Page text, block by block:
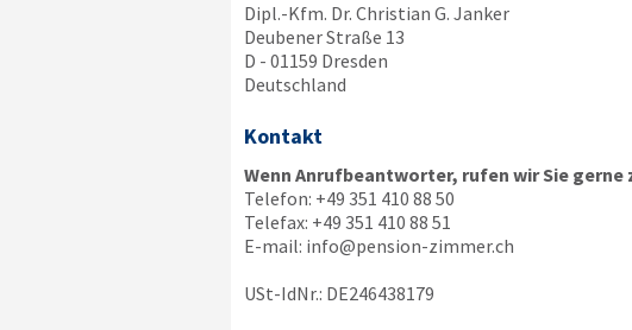
Dipl.-Kfm. Dr. Christian G. Janker
Deubener Straße 13
D - 01159 Dresden
Deutschland
Kontakt
Wenn Anrufbeantworter, rufen wir Sie gerne
Telefon: +49 351 410 88 50
Telefax: +49 351 410 88 51
E-mail: info@pension-zimmer.ch
USt-IdNr.: DE246438179